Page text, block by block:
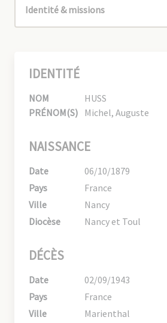
IDENTITÉ
NOM
HUSS
PRÉNOM(S) Michel, Auguste
NAISSANCE
Date
06/10/1879
Pays
France
Ville
Nancy
Diocèse
Nancy et Toul
DÉCÈS
Date
02/09/1943
Pays
France
Ville
Marienthal